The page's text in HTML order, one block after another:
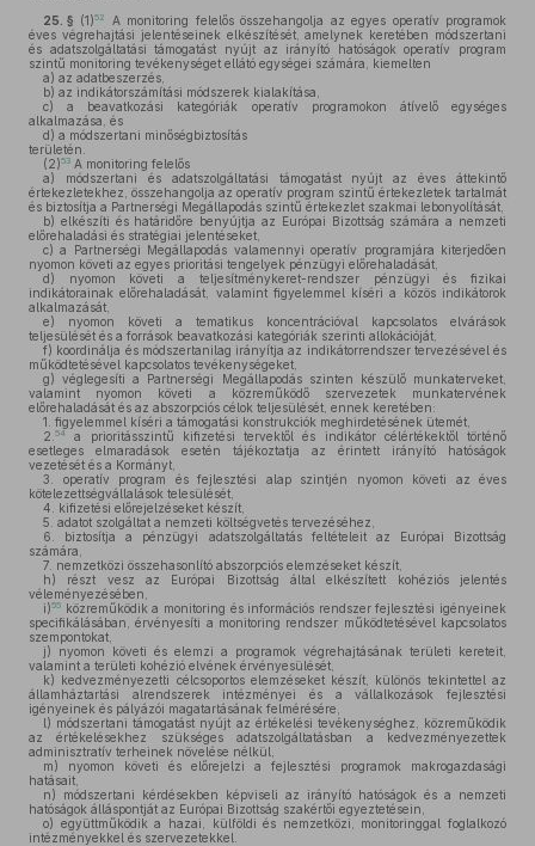
25. § (1)52
A monitoring felelős összehangolja az egyes operatív programok
éves végrehajtási jelentéseinek elkészítését, amelynek keretében módszertani
és adatszolgáltatási támogatást nyújt az irányító hatóságok operatív program
szintű monitoring tevékenységet ellátó egységei számára, kiemelten
a) az adatbeszerzés,
b) az indikátorszámítási módszerek kialakítása,
c) a beavatkozási kategóriák operatív programokon átívelő egységes
alkalmazása, és
d) a módszertani minőségbiztosítás
területén.
(2)53 A monitoring felelős
a) módszertani és adatszolgáltatási támogatást nyújt az éves áttekintő
értekezletekhez, összehangolja az operatív program szintű értekezletek tartalmát
és biztosítja a Partnerségi Megállapodás szintű értekezlet szakmai lebonyolítását,
b) elkészíti és határidőre benyújtja az Európai Bizottság számára a nemzeti
előrehaladási és stratégiai jelentéseket,
c) a Partnerségi Megállapodás valamennyi operatív programjára kiterjedően
nyomon követi az egyes prioritási tengelyek pénzügyi előrehaladását,
d) nyomon követi a teljesítménykeret-rendszer pénzügyi és fizikai
indikátorainak előrehaladását, valamint figyelemmel kíséri a közös indikátorok
alkalmazását,
e) nyomon követi a tematikus koncentrációval kapcsolatos elvárások
teljesülését és a források beavatkozási kategóriák szerinti allokációját,
f) koordinálja és módszertanilag irányítja az indikátorrendszer tervezésével és
működtetésével kapcsolatos tevékenységeket,
g) véglegesíti a Partnerségi Megállapodás szinten készülő munkaterveket,
valamint nyomon követi a közreműködő szervezetek munkatervének
előrehaladását és az abszorpciós célok teljesülését, ennek keretében:
1. figyelemmel kíséri a támogatási konstrukciók meghirdetésének ütemét,
2. 54
a prioritásszintű kifizetési tervektől és indikátor célértékektől történő
esetleges elmaradások esetén tájékoztatja az érintett irányító hatóságok
vezetését és a Kormányt,
3. operatív program és fejlesztési alap szintjén nyomon követi az éves
kötelezettségvállalások telesülését,
4. kifizetési előrejelzéseket készít,
5. adatot szolgáltat a nemzeti költségvetés tervezéséhez,
6. biztosítja a pénzügyi adatszolgáltatás feltételeit az Európai Bizottság
számára,
7. nemzetközi összehasonlító abszorpciós elemzéseket készít,
h) részt vesz az Európai Bizottság által elkészített kohéziós jelentés
véleményezésében,
i)55 közreműködik a monitoring és információs rendszer fejlesztési igényeinek
specifikálásában, érvényesíti a monitoring rendszer működtetésével kapcsolatos
szempontokat,
j) nyomon követi és elemzi a programok végrehajtásának területi kereteit,
valamint a területi kohézió elvének érvényesülését,
k) kedvezményezetti célcsoportos elemzéseket készít, különös tekintettel az
államháztartási alrendszerek intézményei és a vállalkozások fejlesztési
igényeinek és pályázói magatartásának felmérésére,
l) módszertani támogatást nyújt az értékelési tevékenységhez, közreműködik
az értékelésekhez szükséges adatszolgáltatásban a kedvezményezettek
adminisztratív terheinek növelése nélkül,
m) nyomon követi és előrejelzi a fejlesztési programok makrogazdasági
hatásait,
n) módszertani kérdésekben képviseli az irányító hatóságok és a nemzeti
hatóságok álláspontját az Európai Bizottság szakértői egyeztetésein,
o) együttműködik a hazai, külföldi és nemzetközi, monitoringgal foglalkozó
intézményekkel és szervezetekkel.